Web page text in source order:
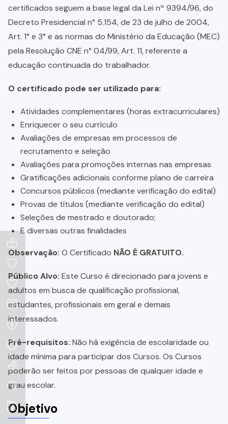
certificados seguem a base legal da Lei nº 9394/96, do
Decreto Presidencial n° 5.154, de 23 de julho de 2004,
Art. 1° e 3° e as normas do Ministério da Educação (MEC)
pela Resolução CNE n° 04/99, Art. 11, referente a
educação continuada do trabalhador.
O certificado pode ser utilizado para:
Atividades complementares (horas extracurriculares)
Enriquecer o seu currículo
Avaliações de empresas em processos de
recrutamento e seleção
Avaliações para promoções internas nas empresas
Gratificações adicionais conforme plano de carreira
Concursos públicos (mediante verificação do edital)
Provas de títulos (mediante verificação do edital)
Seleções de mestrado e doutorado;
E diversas outras finalidades
Observação: O Certificado NÃO É GRATUITO.
Público Alvo: Este Curso é direcionado para jovens e
adultos em busca de qualificação profissional,
estudantes, profissionais em geral e demais
interessados.
Pré-requisitos: Não há exigência de escolaridade ou
idade mínima para participar dos Cursos. Os Cursos
poderão ser feitos por pessoas de qualquer idade e
grau escolar.
Objetivo